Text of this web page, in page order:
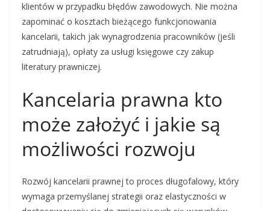
klientów w przypadku błędów zawodowych. Nie można
zapominać o kosztach bieżącego funkcjonowania
kancelarii, takich jak wynagrodzenia pracowników (jeśli
zatrudniają), opłaty za usługi księgowe czy zakup
literatury prawniczej.
Kancelaria prawna kto
może założyć i jakie są
możliwości rozwoju
Rozwój kancelarii prawnej to proces długofalowy, który
wymaga przemyślanej strategii oraz elastyczności w